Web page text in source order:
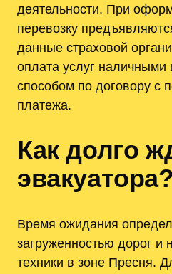
деятельности. При
перевозку
данные страховой
оплата услуг
способом по договору с
платежа.
Как долго
эвакуатора?
Время ожидания
загруженностью дорог и
техники в зоне Пресня.